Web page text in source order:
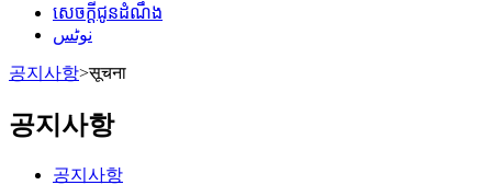
សេចក្តីជូនដំណឹង
نوٹس
공지사항>सूचना
공지사항
공지사항